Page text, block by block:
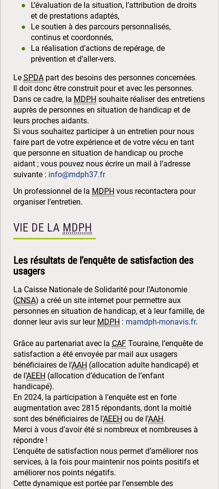
L’évaluation de la situation, l’attribution de droits
et de prestations adaptés,
Le soutien à des parcours personnalisés,
continus et coordonnés,
La réalisation d’actions de repérage, de
prévention et d’aller-vers.
Le SPDA part des besoins des personnes concernées.
Il doit donc être construit pour et avec les personnes.
Dans ce cadre, la MDPH souhaite réaliser des entretiens
auprès de personnes en situation de handicap et de
leurs proches aidants.
Si vous souhaitez participer à un entretien pour nous
faire part de votre expérience et de votre vécu en tant
que personne en situation de handicap ou proche
aidant ; vous pouvez nous écrire un mail à l’adresse
suivante : info@mdph37.fr
Un professionnel de la MDPH vous recontactera pour
organiser l’entretien.
VIE DE LA MDPH
Les résultats de l’enquête de satisfaction des
usagers
La Caisse Nationale de Solidarité pour l’Autonomie
(CNSA) a créé un site internet pour permettre aux
personnes en situation de handicap, et à leur famille, de
donner leur avis sur leur MDPH : mamdph-monavis.fr.
Grâce au partenariat avec la CAF Touraine, l’enquête de
satisfaction a été envoyée par mail aux usagers
bénéficiaires de l’AAH (allocation adulte handicapé) et
de l’AEEH (allocation d’éducation de l’enfant
handicapé).
En 2024, la participation à l’enquête est en forte
augmentation avec 2815 répondants, dont la moitié
sont des bénéficiaires de l’AEEH ou de l’AAH.
Merci à vous d’avoir été si nombreux et nombreuses à
répondre !
L’enquête de satisfaction nous permet d’améliorer nos
services, à la fois pour maintenir nos points positifs et
améliorer nos points négatifs.
Cette dynamique est portée par l’ensemble des